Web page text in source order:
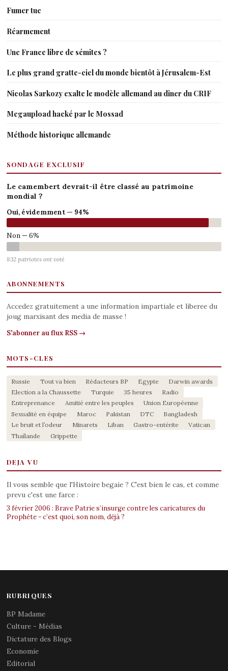
Fumer tue
Réarmement
Une France libre de sémites ?
Le plus grand gratte-ciel du monde bientôt à Jérusalem-Est
Nicolas Sarkozy exalte le modèle allemand au dîner du CRIF
Megaupload hacké par le Mossad
Méthode historique allemande
SONDAGE EXCLUSIF
Le camembert devrait-il être classé au patrimoine
mondial ?
Oui, évidemment — 94%
Non — 6%
832 patriotes ont voté
ABONNEMENTS
Accedez gratuitement a une information impartiale et liberee du
joug marxisant des media de masse !
S'abonner au flux RSS →
MOTS-CLES
Russie Tout va bien Rédacteurs BP Egypte
Darwin awards
Election a la Chaussette
Turquie 35 heures
Radio
Entreprenance
Amitié entre les peuples
Union Européenne
Sexualité en équipe
Maroc Pakistan DTC
Bangladesh
Le bruit et l’odeur
Minarets Liban Gastro-entérite
Vatican
Thaïlande
Grippette
DEJA VU
Il vous semble que l'Histoire begaie ? C'est bien le cas, et comme
prevu c'est une farce :
3 février 2006 : Brave Patrie s’insurge contre les caricatures du
Prophète - c’est quoi, son nom, déjà ?
RUBRIQUES
BP Madame
Culture - Médias
Dictature des Blogs
Economie
Editorial